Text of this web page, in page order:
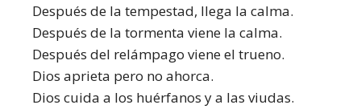
Después de la tempestad, llega la calma.
Después de la tormenta viene la calma.
Después del relámpago viene el trueno.
Dios aprieta pero no ahorca.
Dios cuida a los huérfanos y a las viudas.